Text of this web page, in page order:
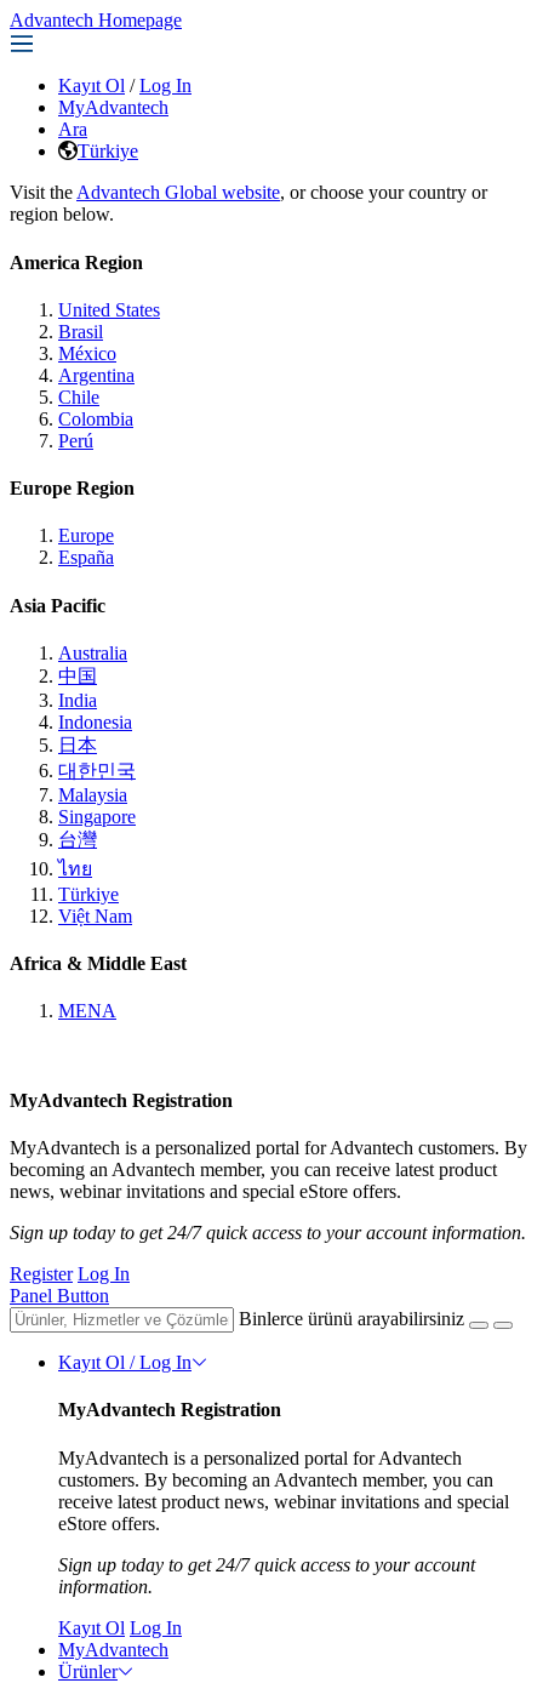
Advantech Homepage
Kayıt Ol / Log In
MyAdvantech
Ara
Türkiye
Visit the Advantech Global website, or choose your country or
region below.
America Region
United States
Brasil
México
Argentina
Chile
Colombia
Perú
Europe Region
Europe
España
Asia Pacific
Australia
中国
India
Indonesia
日本
대한민국
Malaysia
Singapore
台灣
ไทย
Türkiye
Việt Nam
Africa & Middle East
MENA
MyAdvantech Registration
MyAdvantech is a personalized portal for Advantech customers. By
becoming an Advantech member, you can receive latest product
news, webinar invitations and special eStore offers.
Sign up today to get 24/7 quick access to your account information.
Register Log In
Panel Button
Binlerce ürünü arayabilirsiniz
Kayıt Ol / Log In
MyAdvantech Registration
MyAdvantech is a personalized portal for Advantech
customers. By becoming an Advantech member, you can
receive latest product news, webinar invitations and special
eStore offers.
Sign up today to get 24/7 quick access to your account
information.
Kayıt Ol Log In
MyAdvantech
Ürünler